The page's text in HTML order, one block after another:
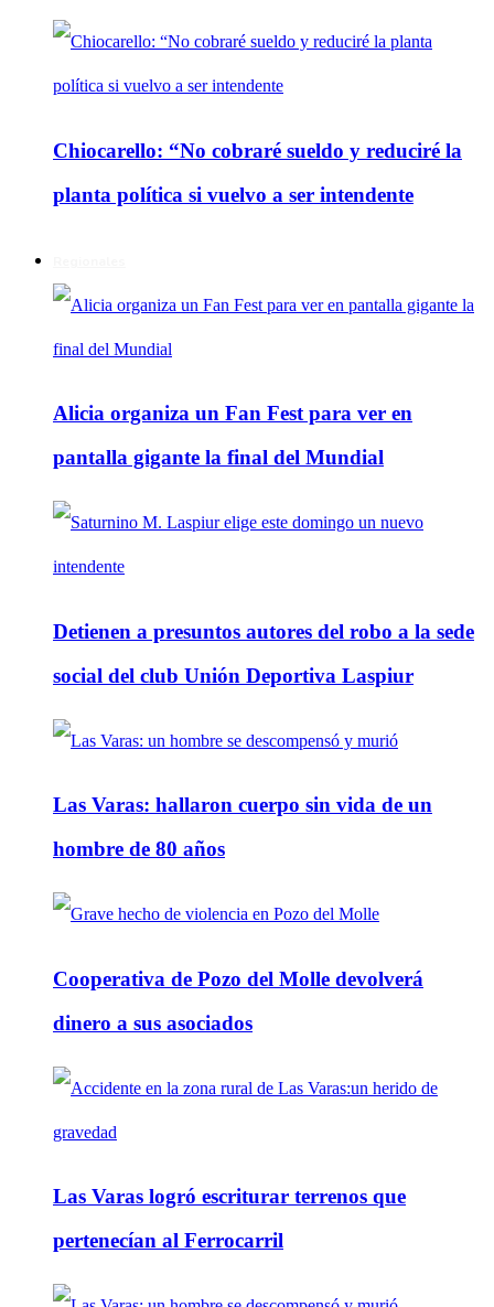
Chiocarello: “No cobraré sueldo y reduciré la
planta política si vuelvo a ser intendente
Alicia organiza un Fan Fest para ver en
pantalla gigante la final del Mundial
Detienen a presuntos autores del robo a la sede
social del club Unión Deportiva Laspiur
Las Varas: hallaron cuerpo sin vida de un
hombre de 80 años
Cooperativa de Pozo del Molle devolverá
dinero a sus asociados
Las Varas logró escriturar terrenos que
pertenecían al Ferrocarril